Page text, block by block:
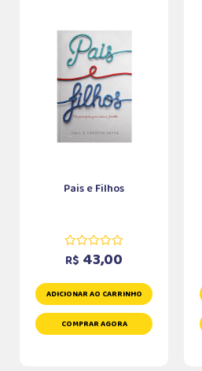
Pais e Filhos
R$ 43,00
ADICIONAR AO CARRINHO
COMPRAR AGORA